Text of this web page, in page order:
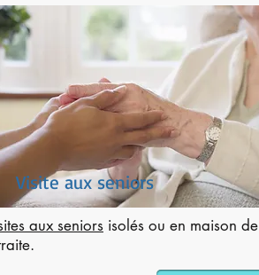
Visite aux seniors
aux seniors isolés ou en maison de